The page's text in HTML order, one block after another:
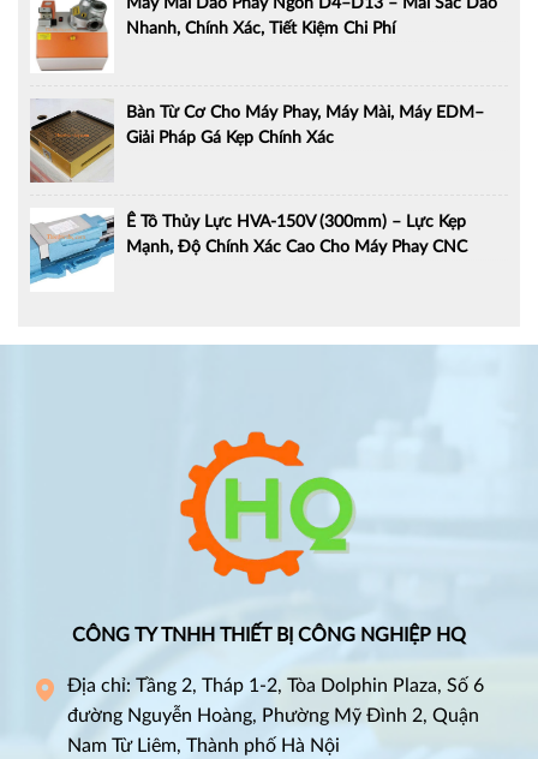
Máy Mài Dao Phay Ngón D4–D13 – Mài Sắc Dao
Nhanh, Chính Xác, Tiết Kiệm Chi Phí
Bàn Từ Cơ Cho Máy Phay, Máy Mài, Máy EDM–
Giải Pháp Gá Kẹp Chính Xác
Ê Tô Thủy Lực HVA-150V (300mm) – Lực Kẹp
Mạnh, Độ Chính Xác Cao Cho Máy Phay CNC
CÔNG TY TNHH THIẾT BỊ CÔNG NGHIỆP HQ
Địa chỉ: Tầng 2, Tháp 1-2, Tòa Dolphin Plaza, Số 6
đường Nguyễn Hoàng, Phường Mỹ Đình 2, Quận
Nam Từ Liêm, Thành phố Hà Nội